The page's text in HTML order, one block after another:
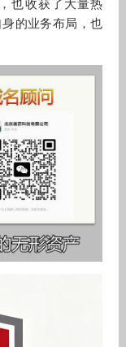
也收获了大量热
的业务布局，也